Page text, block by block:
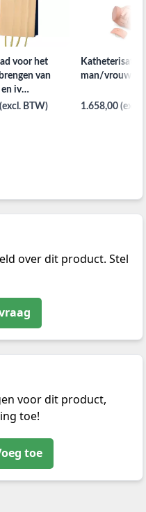
voor het
van
iv
BTW)
man/vrouw
1.658,00 (excl.
over dit product. Stel
voor dit product,
toe!
toe